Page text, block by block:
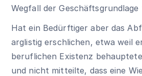
Wegfall der Geschäftsgrundlage
Hat ein Bedürftiger aber das
arglistig erschlichen, etwa weil
beruflichen Existenz
und nicht mitteilte, dass eine